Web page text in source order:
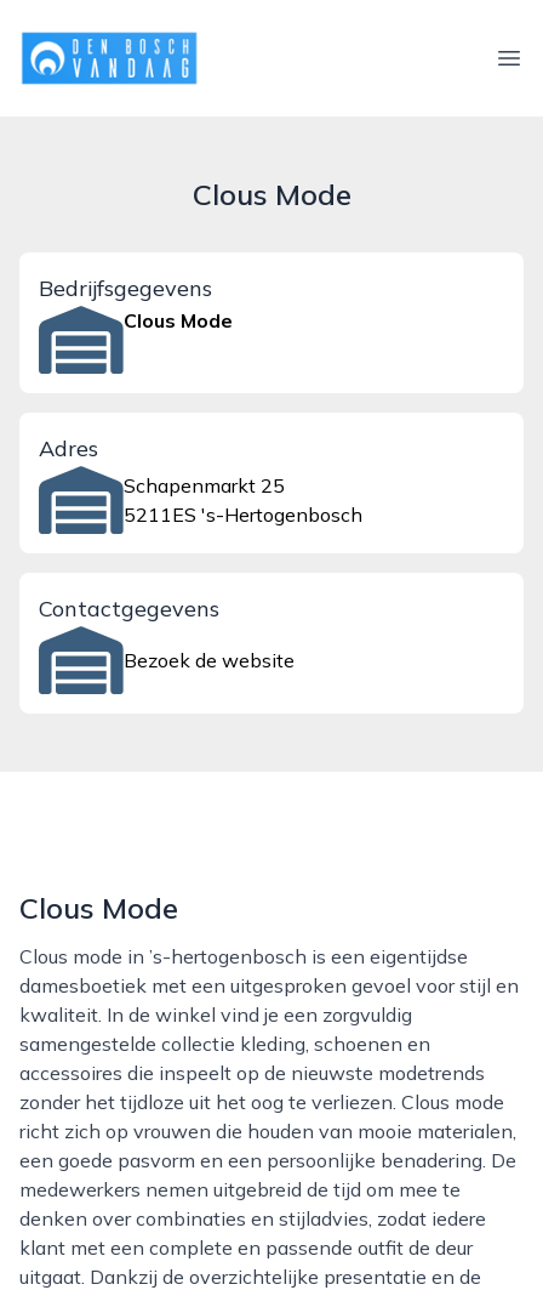
denboschvandaag.nl
Clous Mode
Bedrijfsgegevens
Clous Mode
Adres
Schapenmarkt 25
5211ES 's-Hertogenbosch
Contactgegevens
Bezoek de website
Clous Mode
Clous mode in ’s-hertogenbosch is een eigentijdse
damesboetiek met een uitgesproken gevoel voor stijl en
kwaliteit. In de winkel vind je een zorgvuldig
samengestelde collectie kleding, schoenen en
accessoires die inspeelt op de nieuwste modetrends
zonder het tijdloze uit het oog te verliezen. Clous mode
richt zich op vrouwen die houden van mooie materialen,
een goede pasvorm en een persoonlijke benadering. De
medewerkers nemen uitgebreid de tijd om mee te
denken over combinaties en stijladvies, zodat iedere
klant met een complete en passende outfit de deur
uitgaat. Dankzij de overzichtelijke presentatie en de